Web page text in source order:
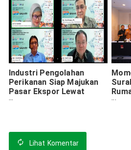
Industri Pengolahan
Perikanan Siap Majukan
Pasar Ekspor Lewat
SeaFood Show of Asia
Lihat Komentar